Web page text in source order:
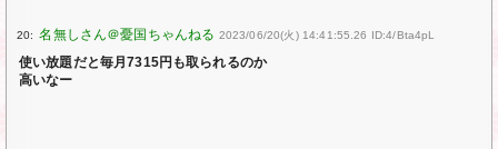
20: 2023/06/20(火) 14:41:55.26 ID:4/Bta4pL
使い放題だと毎月7315円も取られるのか
高いなー